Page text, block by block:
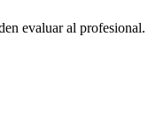
evaluar al profesional.